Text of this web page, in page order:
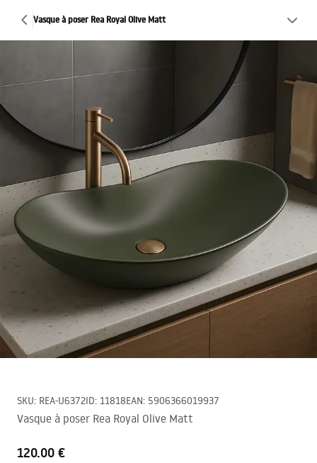
Vasque à poser Rea Royal Olive Matt
SKU: REA-U6372ID: 11818EAN: 5906366019937
Vasque à poser Rea Royal Olive Matt
120.00 €